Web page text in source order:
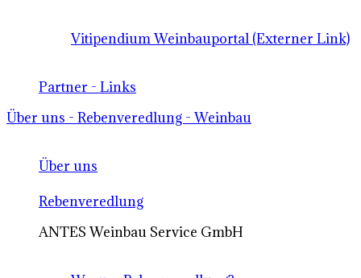
Vitipendium Weinbauportal (Externer Link)
Partner - Links
Über uns - Rebenveredlung - Weinbau
Über uns
Rebenveredlung
ANTES Weinbau Service GmbH